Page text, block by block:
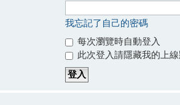
我忘記了自己的密碼
每次瀏覽時自動登入
此次登入請隱藏我的上